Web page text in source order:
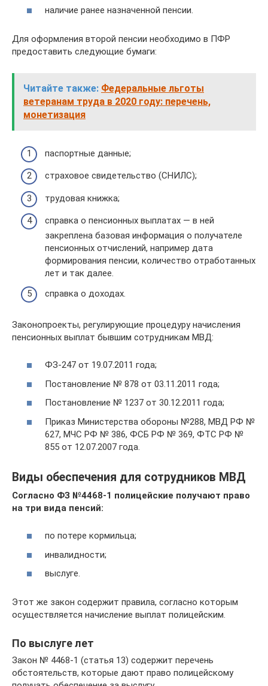
наличие ранее назначенной пенсии.
Для оформления второй пенсии необходимо в ПФР
предоставить следующие бумаги:
Читайте также: Федеральные льготы
ветеранам труда в 2020 году: перечень,
монетизация
паспортные данные;
страховое свидетельство (СНИЛС);
трудовая книжка;
справка о пенсионных выплатах — в ней
закреплена базовая информация о получателе
пенсионных отчислений, например дата
формирования пенсии, количество отработанных
лет и так далее.
справка о доходах.
Законопроекты, регулирующие процедуру начисления
пенсионных выплат бывшим сотрудникам МВД:
ФЗ-247 от 19.07.2011 года;
Постановление № 878 от 03.11.2011 года;
Постановление № 1237 от 30.12.2011 года;
Приказ Министерства обороны №288, МВД РФ №
627, МЧС РФ № 386, ФСБ РФ № 369, ФТС РФ №
855 от 12.07.2007 года.
Виды обеспечения для сотрудников МВД
Согласно ФЗ №4468-1 полицейские получают право
на три вида пенсий:
по потере кормильца;
инвалидности;
выслуге.
Этот же закон содержит правила, согласно которым
осуществляется начисление выплат полицейским.
По выслуге лет
Закон № 4468-1 (статья 13) содержит перечень
обстоятельств, которые дают право полицейскому